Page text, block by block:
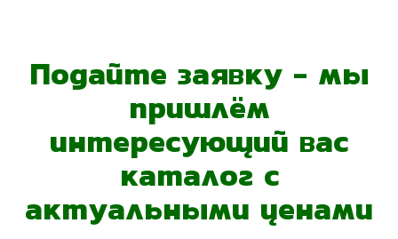
Подайте заявку - мы
пришлём
интересующий вас
каталог с
актуальными ценами